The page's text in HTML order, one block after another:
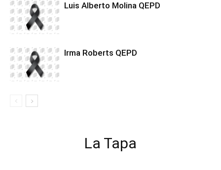
Luis Alberto Molina QEPD
Irma Roberts QEPD
La Tapa